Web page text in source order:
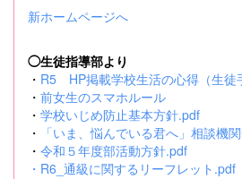
新ホームページへ
◯生徒指導部より
・ R5 HP掲載学校生活の心得（生徒
・ 前女生のスマホルール
・ 学校いじめ防止基本方針.pdf
・
「いま、悩んでいる君へ」相談機
・ 令和５年度部活動方針.pdf
・ R6_通級に関するリーフレット.pdf